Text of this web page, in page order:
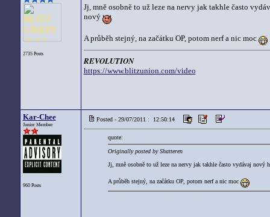
2735 Posts
Jj, mně osobně to už leze na nervy jak takhle často
nový
A průběh stejný, na začátku OP, potom nerf a nic moc
REVOLUTION
https://www.blitzunion.com/video
Kar-Chee
Junior Member
960 Posts
Posted - 29/07/2011 : 12:50:14
quote:
Originally posted by Shatteren
Jj, mně osobně to už leze na nervy jak takhle často vydávaj nový
A průběh stejný, na začátku OP, potom nerf a nic moc